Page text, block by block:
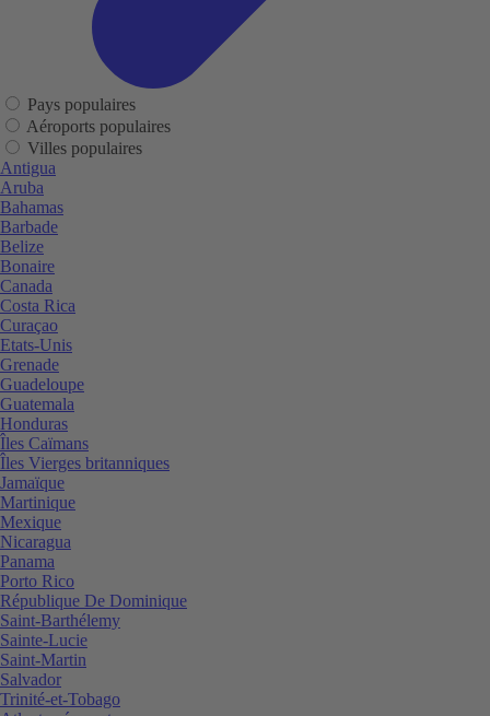
Pays populaires
Aéroports populaires
Villes populaires
Antigua
Aruba
Bahamas
Barbade
Belize
Bonaire
Canada
Costa Rica
Curaçao
Etats-Unis
Grenade
Guadeloupe
Guatemala
Honduras
Îles Caïmans
Îles Vierges britanniques
Jamaïque
Martinique
Mexique
Nicaragua
Panama
Porto Rico
République De Dominique
Saint-Barthélemy
Sainte-Lucie
Saint-Martin
Salvador
Trinité-et-Tobago